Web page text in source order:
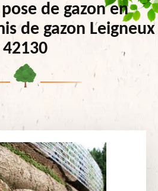
de gazon en
de gazon Leigneux
42130